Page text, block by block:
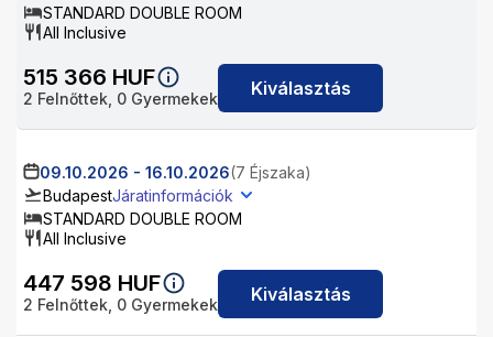
STANDARD DOUBLE ROOM
All Inclusive
515 366 HUF
2 Felnőttek, 0 Gyermekek Kiválasztás
09.10.2026 - 16.10.2026(7 Éjszaka)
BudapestJáratinformációk
STANDARD DOUBLE ROOM
All Inclusive
447 598 HUF
2 Felnőttek, 0 Gyermekek Kiválasztás